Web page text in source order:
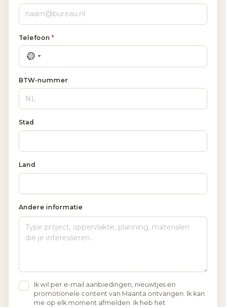
Telefoon *
BTW-nummer
Stad
Land
Andere informatie
Ik wil per e-mail aanbiedingen, nieuwtjes en
promotionele content van Maanta ontvangen. Ik kan
me op elk moment afmelden. Ik heb het